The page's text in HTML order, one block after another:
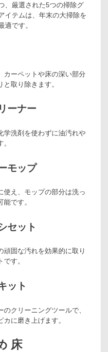
、厳選された5つの掃除グ
イテムは、年末の大掃除を
適です。
カーペットや床の深い部分
取り除きます。
ーナー
学洗剤を使わずに油汚れや
モップ
使え、モップの部分は洗っ
です。
セット
頑固な汚れを効果的に取り
す。
ット
のクリーニングツールで、
に磨き上げます。
床